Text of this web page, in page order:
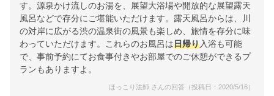
す。源泉かけ流しのお湯を、展望大浴場や開放的な展望露天
風呂などで存分にご堪能いただけます。露天風呂からは、川
の対岸に広がる渋の温泉街の風景も楽しめ、旅情を存分に味
わっていただけます。これらのお風呂は日帰り入浴も可能
で、事前予約にてお食事付きやお部屋でのご休憩ができるプ
ランもありますよ。
ほっこり法師 さんの回答（投稿日：2020/5/16）